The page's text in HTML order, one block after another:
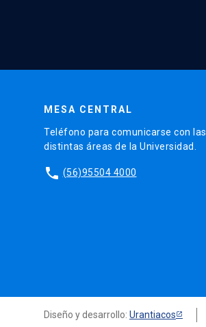
MESA CENTRAL
Teléfono para comunicarse con las
distintas áreas de la Universidad.
phone (56)95504 4000
Diseño y desarrollo: Urantiacos